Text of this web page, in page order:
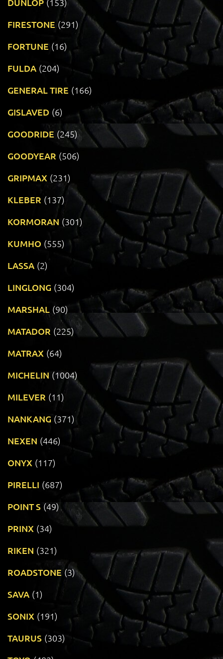
FIRESTONE (291)
FORTUNE (16)
FULDA (204)
GENERAL TIRE (166)
GISLAVED (6)
GOODRIDE (245)
GOODYEAR (506)
GRIPMAX (231)
KLEBER (137)
KORMORAN (301)
KUMHO (555)
LASSA (2)
LINGLONG (304)
MARSHAL (90)
MATADOR (225)
MATRAX (64)
MICHELIN (1004)
MILEVER (11)
NANKANG (371)
NEXEN (446)
ONYX (117)
PIRELLI (687)
POINT S (49)
PRINX (34)
RIKEN (321)
ROADSTONE (3)
SAVA (1)
SONIX (191)
TAURUS (303)